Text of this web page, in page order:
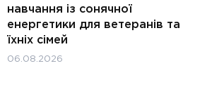
навчання із сонячної
енергетики для ветеранів та
їхніх сімей
06.08.2026